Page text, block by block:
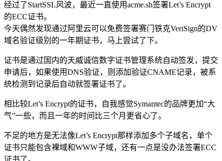
经过了StartSSL风波，最近一直使用acme.sh签署Let’s Encrypt
的ECC证书。
今天偶然发现通过阿里云可以免费签署赛门铁克VeriSign的DV
域名验证级别的一年期证书，马上尝试了下。
证书是通过国内的天威诚信数字证书管理系统自动签发，提交
申请后，如果使用DNS验证，则添加验证CNAME记录，被系
统检测到记录后自动就签署证书了。
相比较Let’s Encrypt的证书，自我感觉Symantec的品牌更加“大
气”一些，而且一年的时间比三个月更省心了。
不足的地方是无法像Let’s Encrypt那样添加多个子域名，单个
证书只能包含裸域和WWW子域，还有一点是没办法签署ECC